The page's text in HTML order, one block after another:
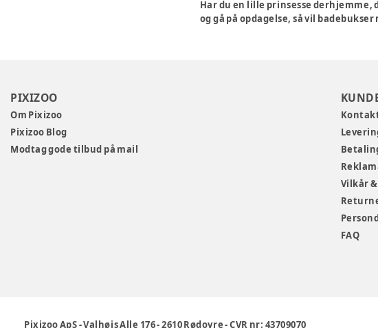
Har du en lille prinsesse derhjemme,
og gå på opdagelse, så vil
PIXIZOO
Om Pixizoo
Pixizoo Blog
Modtag gode tilbud på mail
Vilkår
FAQ
Pixizoo ApS-Valhøjs Alle 176-2610 Rødovre-CVR nr: 43709070